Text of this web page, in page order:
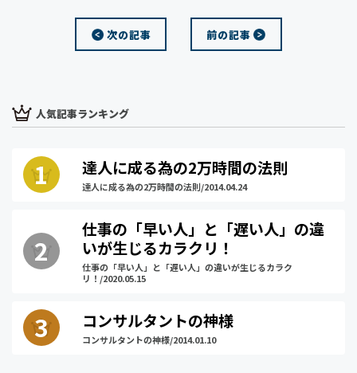
o
i
t
r
n
t
e
前の記事
次の記事
人気記事ランキング
達人に成る為の2万時間の法則
達人に成る為の2万時間の法則/2014.04.24
仕事の「早い人」と「遅い人」の違
いが生じるカラクリ！
仕事の「早い人」と「遅い人」の違いが生じるカラク
リ！/2020.05.15
コンサルタントの神様
コンサルタントの神様/2014.01.10